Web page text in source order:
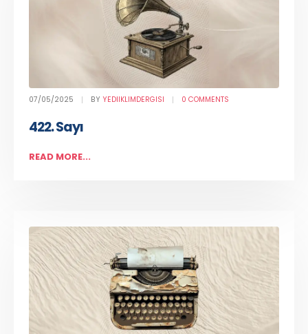
07/05/2025 BY YEDIIKLIMDERGISI 0 COMMENTS
422. Sayı
READ MORE...